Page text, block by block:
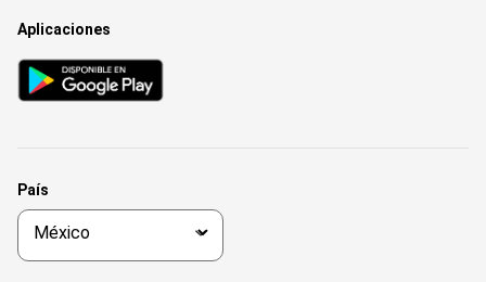
Aplicaciones
País